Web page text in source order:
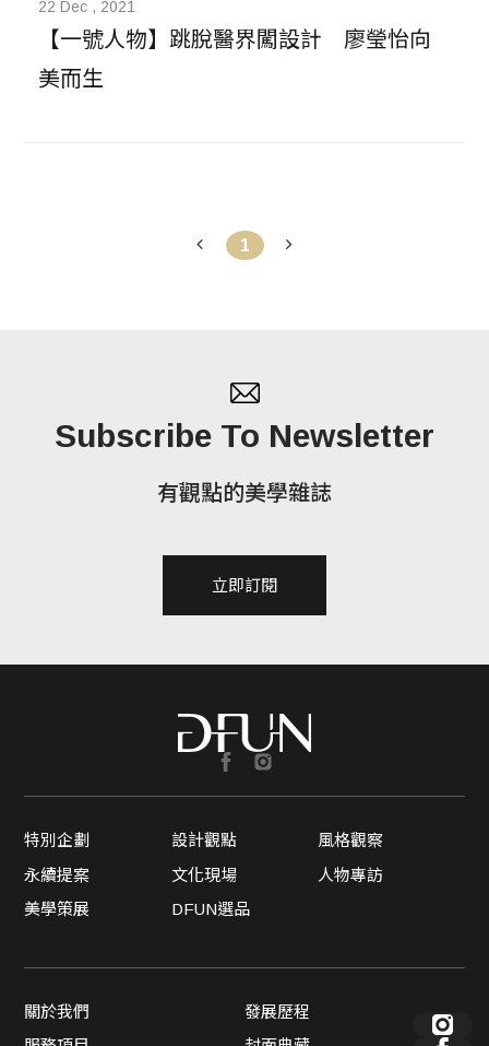
22 Dec , 2021
【一號人物】跳脫醫界闖設計　廖瑩怡向
美而生
1
Subscribe To Newsletter
有觀點的美學雜誌
立即訂閱
特別企劃 設計觀點
風格觀察
永續提案
文化現場
人物專訪
美學策展
DFUN選品
關於我們
發展歷程